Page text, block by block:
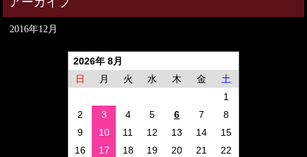
2016年12月
2026年 8月
日
月 火 水 木 金
土
1
2
3 4 5 6 7
8
9
10 11 12 13 14
15
16
17 18 19 20 21
22